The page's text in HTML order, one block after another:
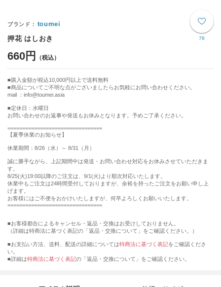
78
toumei
押花 はしおき
660円
購入金額が税込10,000円以上で送料無料
商品についてご不明な点がございましたらお気軽にお問い合わせください。
mail ：info@toumei.asia
■定休日：水曜日
お問い合わせのお返事や発送もお休みとなります。予めご了承ください。
================================
【夏季休業のお知らせ】
休業期間：8/26（水）～ 8/31（月）
誠に勝手ながら、上記期間中は発送・お問い合わせ対応をお休みさせていただきま
す。
8/25(火)19:00以降のご注文は、9/1(火)より順次対応いたします。
休業中もご注文は24時間受付しておりますが、余裕を持ったご注文をお願い申し上
げます。
お客様にはご不便をおかけいたしますが、何卒よろしくお願いいたします。
================================
■お客様都合によるキャンセル・返品・交換はお受けしておりません。
（詳細は特商法に基づく表記の「返品・交換について」をご確認ください。）
■お支払い方法、送料、配送の詳細については特商法に基づく表記をご確認くださ
い。
■詳細は特商法に基づく表記の「返品・交換について」をご確認ください。